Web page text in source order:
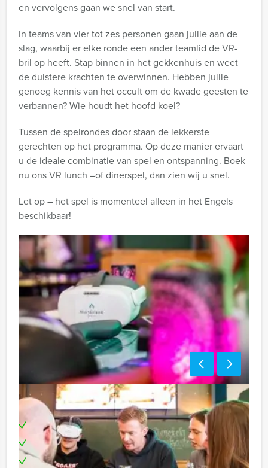
en vervolgens gaan we snel van start.
In teams van vier tot zes personen gaan jullie aan de
slag, waarbij er elke ronde een ander teamlid de VR-
bril op heeft. Stap binnen in het gekkenhuis en weet
de duistere krachten te overwinnen. Hebben jullie
genoeg kennis van het occult om de kwade geesten te
verbannen? Wie houdt het hoofd koel?
Tussen de spelrondes door staan de lekkerste
gerechten op het programma. Op deze manier ervaart
u de ideale combinatie van spel en ontspanning. Boek
nu ons VR lunch –of dinerspel, dan zien wij u snel.
Let op – het spel is momenteel alleen in het Engels
beschikbaar!
Inclusief:
Professionele begeleiding
Moderne VR-brillen
Uitgebreid 3-gangendiner